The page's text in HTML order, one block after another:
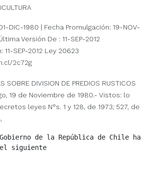
DIC-1980 | Fecha Promulgación: 19-NOV-
Versión De : 11-SEP-2012
SEP-2012 Ley 20623
2c72g
SOBRE DIVISION DE PREDIOS RUSTICOS
19 de Noviembre de 1980.- Vistos: lo
leyes N°s. 1 y 128, de 1973; 527, de
de la República de Chile ha